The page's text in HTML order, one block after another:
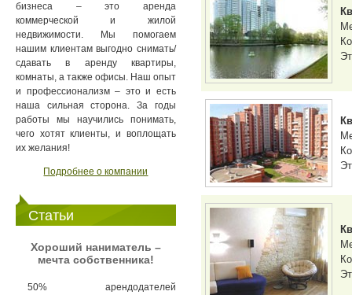
бизнеса – это аренда
коммерческой и жилой
недвижимости. Мы помогаем
нашим клиентам выгодно снимать/
сдавать в аренду квартиры,
комнаты, а также офисы. Наш опыт
и профессионализм – это и есть
наша сильная сторона. За годы
работы мы научились понимать,
чего хотят клиенты, и воплощать
их желания!
Подробнее о компании
Статьи
Хороший наниматель –
мечта собственника!
50% арендодателей